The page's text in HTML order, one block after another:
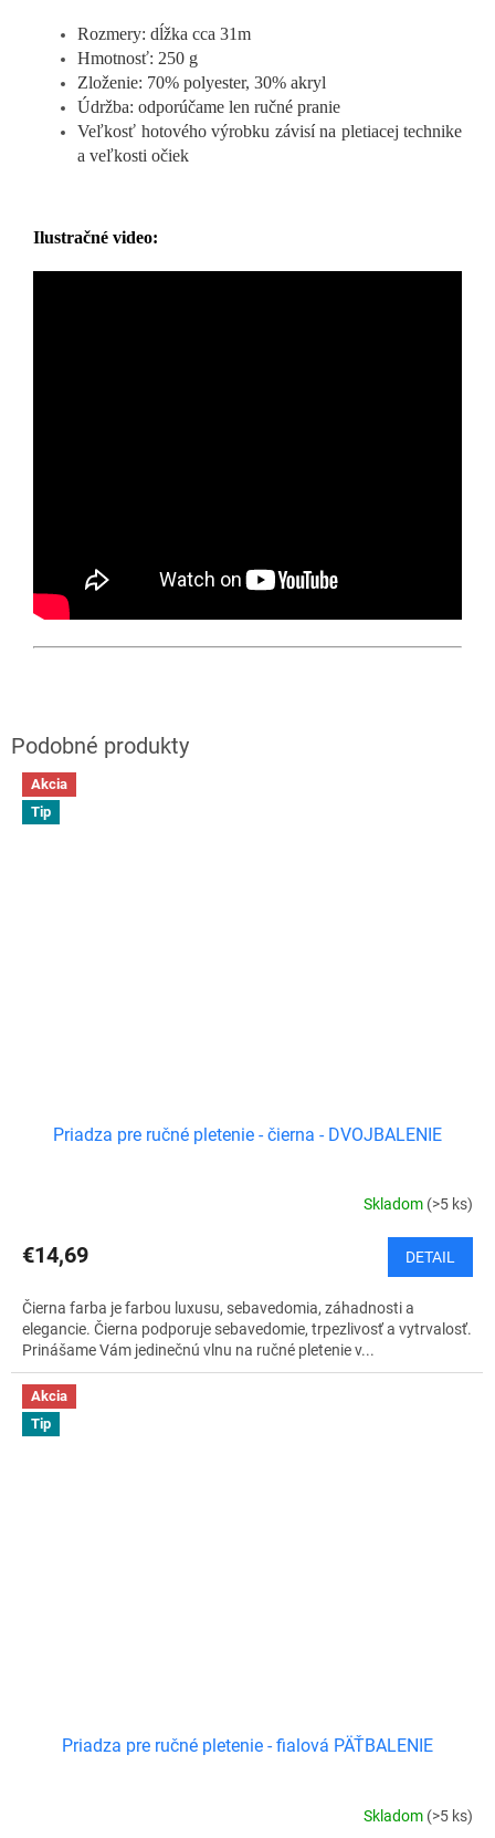
Rozmery: dĺžka cca 31m
Hmotnosť: 250 g
Zloženie: 70% polyester, 30% akryl
Údržba: odporúčame len ručné pranie
Veľkosť hotového výrobku závisí na pletiacej technike
a veľkosti očiek
Ilustračné video:
Akcia
Tip
Priadza pre ručné pletenie - čierna - DVOJBALENIE
Skladom (>5 ks)
€14,69 DETAIL
Čierna farba je farbou luxusu, sebavedomia, záhadnosti a
elegancie. Čierna podporuje sebavedomie, trpezlivosť a vytrvalosť.
Prinášame Vám jedinečnú vlnu na ručné pletenie v...
Akcia
Tip
Priadza pre ručné pletenie - fialová PÄŤBALENIE
Skladom (>5 ks)